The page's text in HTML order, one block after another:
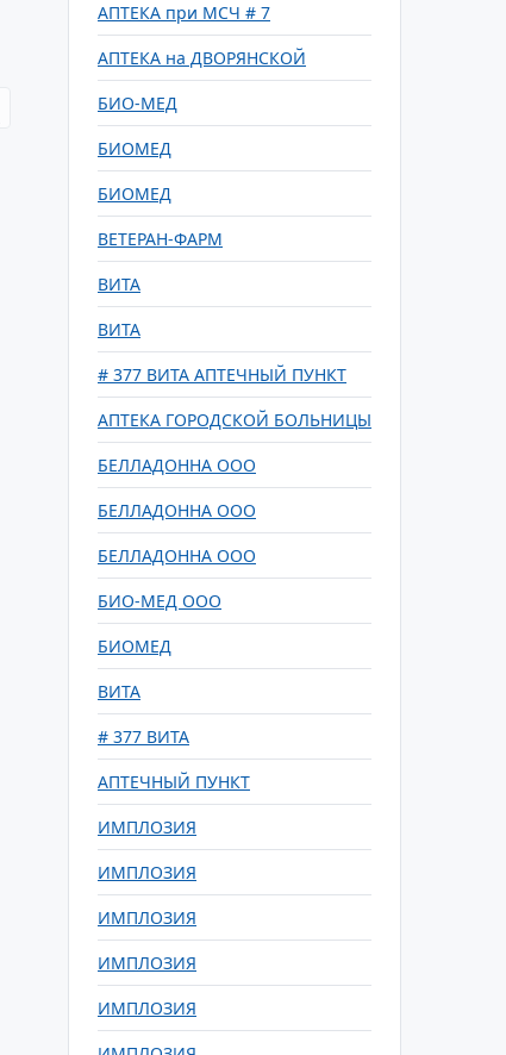
АПТЕКА при МСЧ # 7
АПТЕКА на ДВОРЯНСКОЙ
БИО-МЕД
БИОМЕД
БИОМЕД
ВЕТЕРАН-ФАРМ
ВИТА
ВИТА
# 377 ВИТА АПТЕЧНЫЙ ПУНКТ
АПТЕКА ГОРОДСКОЙ БОЛЬНИЦЫ
БЕЛЛАДОННА ООО
БЕЛЛАДОННА ООО
БЕЛЛАДОННА ООО
БИО-МЕД ООО
БИОМЕД
ВИТА
# 377 ВИТА
АПТЕЧНЫЙ ПУНКТ
ИМПЛОЗИЯ
ИМПЛОЗИЯ
ИМПЛОЗИЯ
ИМПЛОЗИЯ
ИМПЛОЗИЯ